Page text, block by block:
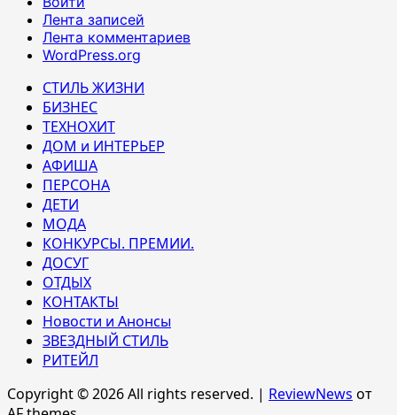
Лента записей
Лента комментариев
WordPress.org
СТИЛЬ ЖИЗНИ
БИЗНЕС
ТЕХНОХИТ
ДОМ и ИНТЕРЬЕР
АФИША
ПЕРСОНА
ДЕТИ
МОДА
КОНКУРСЫ. ПРЕМИИ.
ДОСУГ
ОТДЫХ
КОНТАКТЫ
Новости и Анонсы
ЗВЕЗДНЫЙ СТИЛЬ
РИТЕЙЛ
Copyright © 2026 All rights reserved. | ReviewNews от